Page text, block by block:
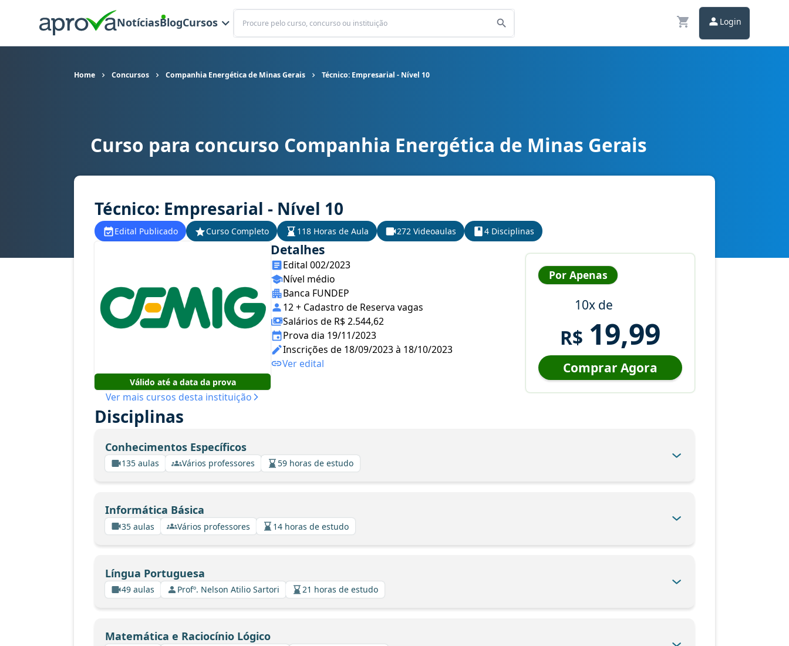
NotíciasBlogCursos
Buscar
Login
Home Concursos Companhia Energética de Minas Gerais Técnico: Empresarial - Nível 10
Curso para concurso Cemig (MG) - Companhia Energética de Minas Gerais cargo Técnico: Empresarial - Nível 10
Curso para concurso Companhia Energética de Minas Gerais
Técnico: Empresarial - Nível 10
Edital Publicado Curso Completo 118 Horas de Aula 272 Videoaulas 4 Disciplinas
Válido até a data da prova
Ver mais cursos desta instituição
Detalhes
Edital 002/2023
Nível médio
Banca FUNDEP
12 + Cadastro de Reserva vagas
Salários de R$ 2.544,62
Prova dia 19/11/2023
Inscrições de 18/09/2023 à 18/10/2023
Ver edital
Por Apenas
10x de
R$ 19,99
Comprar Agora
Disciplinas
Conhecimentos Específicos
135 aulas Vários professores 59 horas de estudo
Informática Básica
35 aulas Vários professores 14 horas de estudo
Língua Portuguesa
49 aulas Profº. Nelson Atilio Sartori 21 horas de estudo
Matemática e Raciocínio Lógico